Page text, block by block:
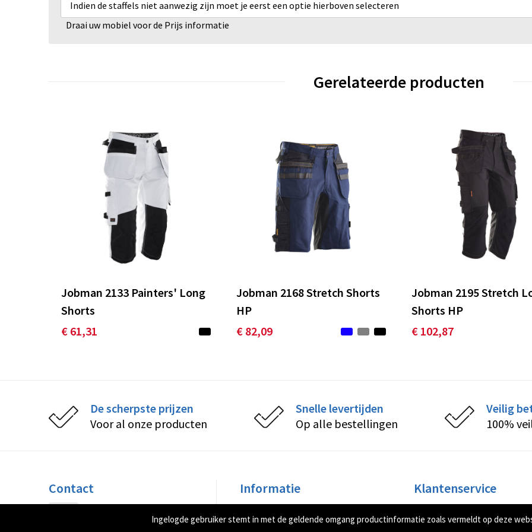
Indien de staffels niet aanwezig zijn moet je eerst een optie hierboven selecteren
Draai uw mobiel voor de Prijs informatie
Gerelateerde producten
Jobman 2133 Painters' Long
Shorts
€ 61,31
Jobman 2168 Stretch Shorts
HP
€ 82,09
Jobman 2195 Stretch
Shorts HP
€ 102,87
De scherpste prijzen
Voor al onze producten
Snelle levertijden
Op alle bestellingen
Veilig
100%
Contact Informatie Klantenservice
Ingelogde gebruiker stemt in met de geldende omgang productinformatie zoals vermeldt op deze